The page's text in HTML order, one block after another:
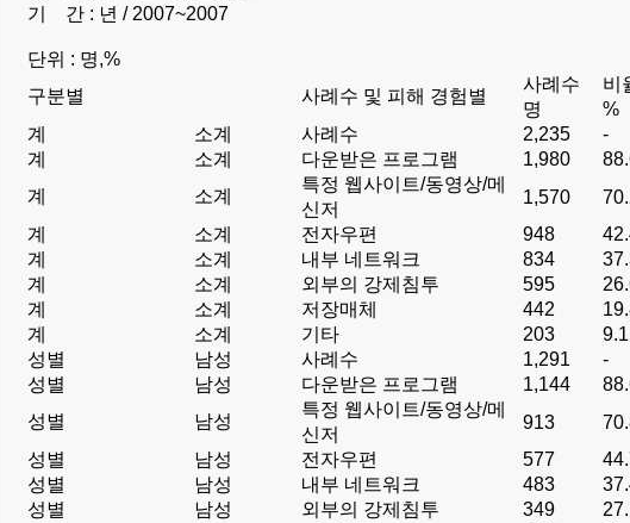
기
간 : 년 / 2007~2007
단위 : 명,%
구분별
사례수 및 피해 경험별
사례수
비
명
%
계
소계 사례수 2,235
-
계
소계 다운받은 프로그램 1,980
계
소계
특정 웹사이트/동영상/메
신저
1,570
계
소계 전자우편 948
계
소계 내부 네트워크 834
계
소계 외부의 강제침투 595
계
소계 저장매체 442
계
소계 기타 203
9.1
성별
남성 사례수 1,291
-
성별
남성 다운받은 프로그램 1,144
성별
남성
특정 웹사이트/동영상/메
신저
913
성별
남성 전자우편 577
성별
남성 내부 네트워크 483
성별
남성 외부의 강제침투 349